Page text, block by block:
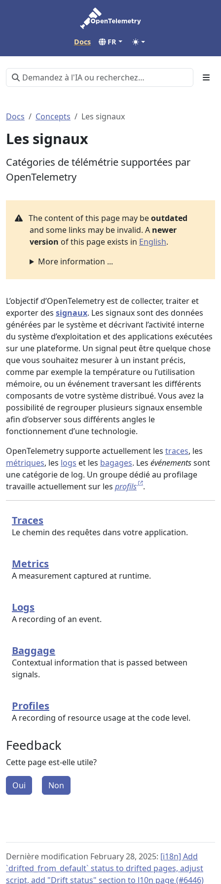
Docs FR
Docs Concepts Les signaux
Les signaux
Catégories de télémétrie supportées par
OpenTelemetry
The content of this page may beoutdated
and some links may be invalid. A newer
version of this page exists in English.
More information ...
L’objectif d’OpenTelemetry est de collecter, traiter et
exporter des signaux. Les signaux sont des données
générées par le système et décrivant l’activité interne
du système d’exploitation et des applications exécutées
sur une plateforme. Un signal peut être quelque chose
que vous souhaitez mesurer à un instant précis,
comme par exemple la température ou l’utilisation
mémoire, ou un événement traversant les différents
composants de votre système distribué. Vous avez la
possibilité de regrouper plusieurs signaux ensemble
afin d’observer sous différents angles le
fonctionnement d’une technologie.
OpenTelemetry supporte actuellement les traces, les
métriques, les logs et les bagages. Les événementssont
une catégorie de log. Un groupe dédié au profilage
travaille actuellement sur les profils .
Traces
Le chemin des requêtes dans votre application.
Metrics
A measurement captured at runtime.
Logs
A recording of an event.
Baggage
Contextual information that is passed between
signals.
Profiles
A recording of resource usage at the code level.
Feedback
Cette page est-elle utile?
Oui Non
Dernière modification February 28, 2025: [i18n] Add
`drifted_from_default` status to drifted pages, adjust
script, add "Drift status" section to l10n page (#6446)